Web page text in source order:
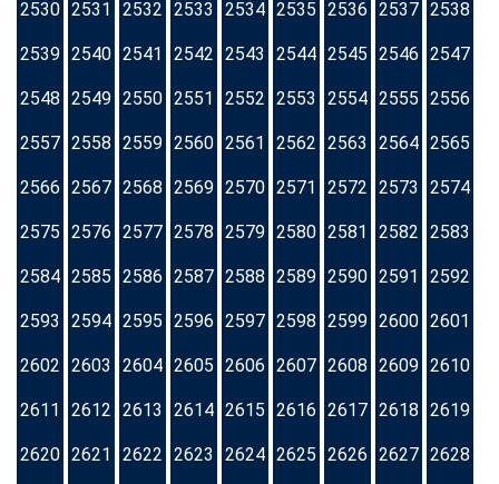
2530 2531 2532 2533 2534 2535 2536 2537 2538
2539 2540 2541 2542 2543 2544 2545 2546 2547
2548 2549 2550 2551 2552 2553 2554 2555 2556
2557 2558 2559 2560 2561 2562 2563 2564 2565
2566 2567 2568 2569 2570 2571 2572 2573 2574
2575 2576 2577 2578 2579 2580 2581 2582 2583
2584 2585 2586 2587 2588 2589 2590 2591 2592
2593 2594 2595 2596 2597 2598 2599 2600 2601
2602 2603 2604 2605 2606 2607 2608 2609 2610
2611 2612 2613 2614 2615 2616 2617 2618 2619
2620 2621 2622 2623 2624 2625 2626 2627 2628